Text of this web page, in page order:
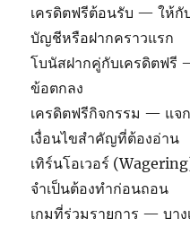
เครดิตฟรีต้อนรับ — ให้กั
บัญชีหรือฝากคราวแรก
โบนัสฝากคู่กับเครดิตฟรี
ข้อตกลง
เครดิตฟรีกิจกรรม — แจ
เงื่อนไขสำคัญที่ต้องอ่าน
เทิร์นโอเวอร์
จำเป็นต้องทำก่อนถอน
เกมที่ร่วมรายการ — บา